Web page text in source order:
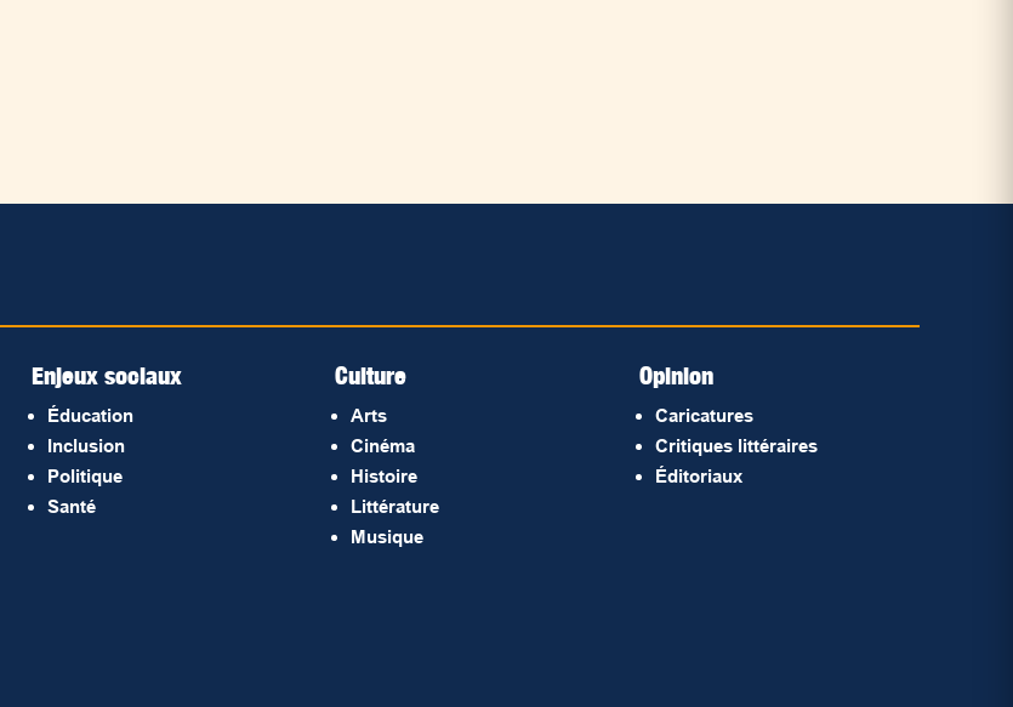
Enjeux sociaux
Éducation
Inclusion
Politique
Santé
Culture
Arts
Cinéma
Histoire
Littérature
Musique
Opinion
Caricatures
Critiques littéraires
Éditoriaux